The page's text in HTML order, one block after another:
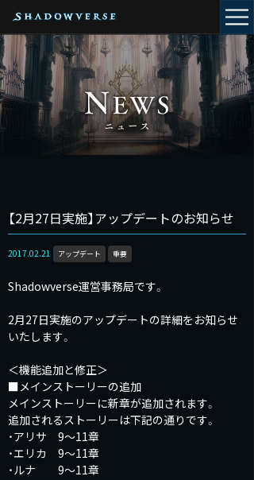
【2月27日実施】アップデートのお知らせ
2017.02.21 アップデート 重要
Shadowverse運営事務局です。
2月27日実施のアップデートの詳細をお知らせ
いたします。
＜機能追加と修正＞
■メインストーリーの追加
メインストーリーに新章が追加されます。
追加されるストーリーは下記の通りです。
・アリサ 9～11章
・エリカ 9～11章
・ルナ 9～11章